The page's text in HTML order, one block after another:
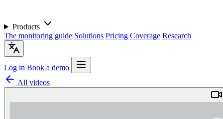
Products
The monitoring guide Solutions Pricing Coverage Research
Log in Book a demo
All videos